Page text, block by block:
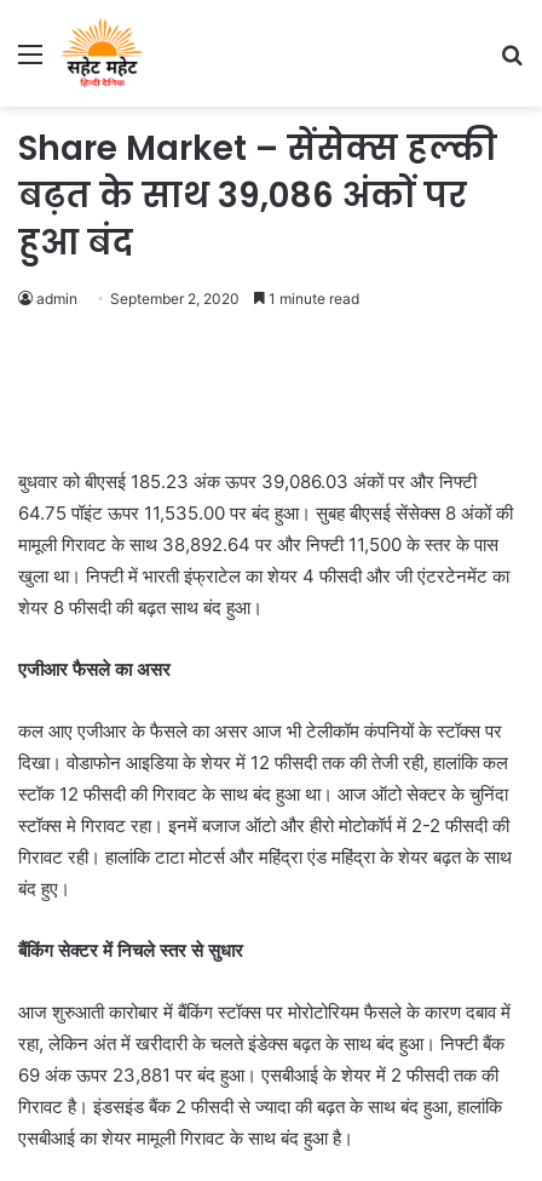
Menu
Share Market – सेंसेक्स हल्की
बढ़त के साथ 39,086 अंकों पर
हुआ बंद
admin September 2, 2020 1 minute read
बुधवार को बीएसई 185.23 अंक ऊपर 39,086.03 अंकों पर और निफ्टी
64.75 पॉइंट ऊपर 11,535.00 पर बंद हुआ। सुबह बीएसई सेंसेक्स 8 अंकों की
मामूली गिरावट के साथ 38,892.64 पर और निफ्टी 11,500 के स्तर के पास
खुला था। निफ्टी में भारती इंफ्राटेल का शेयर 4 फीसदी और जी एंटरटेनमेंट का
शेयर 8 फीसदी की बढ़त साथ बंद हुआ।
एजीआर फैसले का असर
कल आए एजीआर के फैसले का असर आज भी टेलीकॉम कंपनियों के स्टॉक्स पर
दिखा। वोडाफोन आइडिया के शेयर में 12 फीसदी तक की तेजी रही, हालांकि कल
स्टॉक 12 फीसदी की गिरावट के साथ बंद हुआ था। आज ऑटो सेक्टर के चुनिंदा
स्टॉक्स मे गिरावट रहा। इनमें बजाज ऑटो और हीरो मोटोकॉर्प में 2-2 फीसदी की
गिरावट रही। हालांकि टाटा मोटर्स और महिंद्रा एंड महिंद्रा के शेयर बढ़त के साथ
बंद हुए।
बैंकिंग सेक्टर में निचले स्तर से सुधार
आज शुरुआती कारोबार में बैंकिंग स्टॉक्स पर मोरोटोरियम फैसले के कारण दबाव में
रहा, लेकिन अंत में खरीदारी के चलते इंडेक्स बढ़त के साथ बंद हुआ। निफ्टी बैंक
69 अंक ऊपर 23,881 पर बंद हुआ। एसबीआई के शेयर में 2 फीसदी तक की
गिरावट है। इंडसइंड बैंक 2 फीसदी से ज्यादा की बढ़त के साथ बंद हुआ, हालांकि
एसबीआई का शेयर मामूली गिरावट के साथ बंद हुआ है।